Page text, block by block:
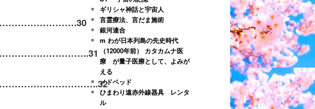
.30
31
32
ギリシャ神話と宇宙人
言霊療法、言だま施術
銀河連合
m わが日本列島の先史時代
（12000年前） カタカムナ医
療 が量子医療として、よみが
える
メドベッド
ひまわり遠赤外線器具 レンタ
ル